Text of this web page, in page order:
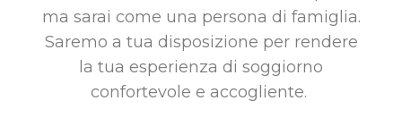
ma sarai come una persona di famiglia.
Saremo a tua disposizione per rendere
la tua esperienza di soggiorno
confortevole e accogliente.